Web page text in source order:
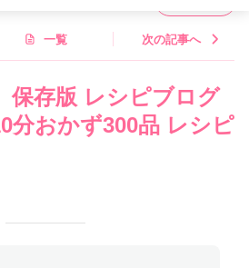
一覧 次の記事へ
保存版 レシピブログ
分おかず300品 レシピ